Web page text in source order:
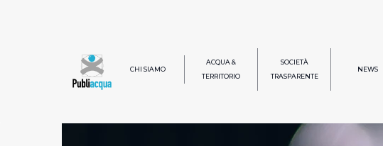
CHI SIAMO
ACQUA &
TERRITORIO
SOCIETÀ
TRASPARENTE
NEWS